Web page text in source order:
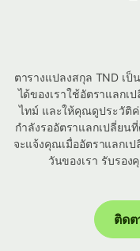
ตารางแปลงสกุล TND เ
ได้ของเราใช้อัตราแลกเ
ไทม์ และให้คุณดูประวัติ
กำลังรออัตราแลกเปลี่ยน
จะแจ้งคุณเมื่ออัตราแลกเ
วันของเรา รับรอ
ติดต